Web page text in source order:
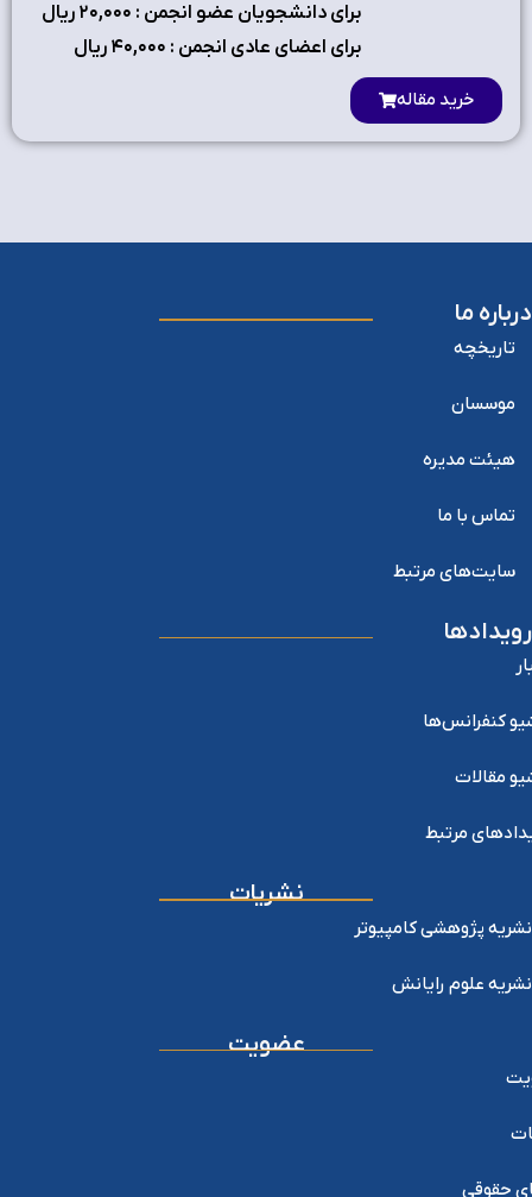
برای دانشجویان عضو انجمن : ۲٠,٠٠٠ ریال
برای اعضای عادی انجمن : ۴٠,٠٠٠ ریال
خرید مقاله
درباره ما
تاریخچه
موسسان
هیئت مدیره
تماس با ما
سایت‌های مرتبط
رویدادها
کنفرانس‌ها
مقالات
مرتبط
نشریات
نشریه پژوهشی کامپیوتر
نشریه علوم رایانش
عضویت
حقوقی